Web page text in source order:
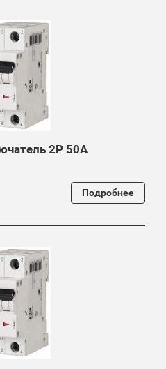
2P 50A
Подробнее